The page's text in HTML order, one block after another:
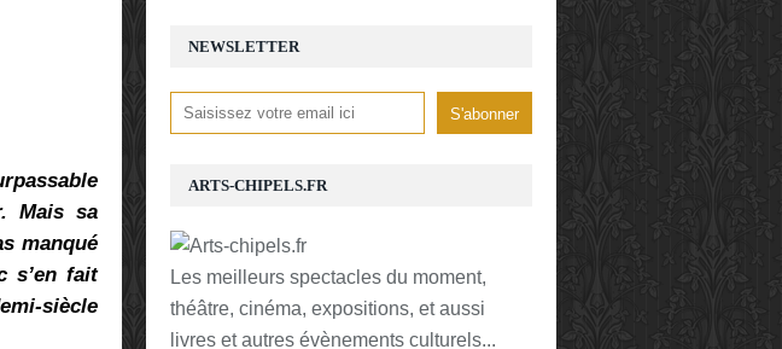
Mais sa
manqué
s’en fait
siècle
NEWSLETTER
ARTS-CHIPELS.FR
Les meilleurs spectacles du moment,
théâtre, cinéma, expositions, et aussi
livres et autres évènements culturels...